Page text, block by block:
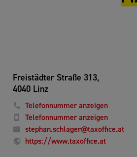
Freistädter Straße 313,
4040 Linz
Telefonnummer anzeigen
Telefonnummer anzeigen
stephan.schlager@taxoffice.at
https://www.taxoffice.at